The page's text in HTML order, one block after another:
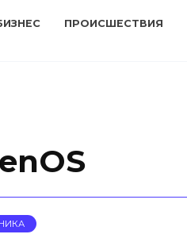
ПРОИСШЕСТВИЯ